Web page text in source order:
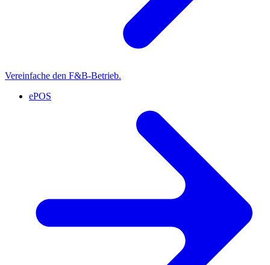
Vereinfache den F&B-Betrieb.
ePOS